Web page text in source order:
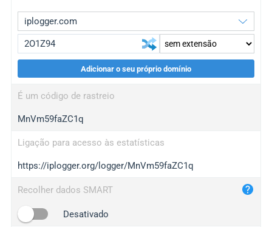
wl.gl
ed.tc
bc.ax
iplogger.com
maper.info
2no.co
Adicionar o seu próprio domínio
É um código de rastreio
MnVm59faZC1q
Ligação para acesso às estatísticas
https://iplogger.org/logger/MnVm59faZC1q
Recolher dados SMART
Desativado